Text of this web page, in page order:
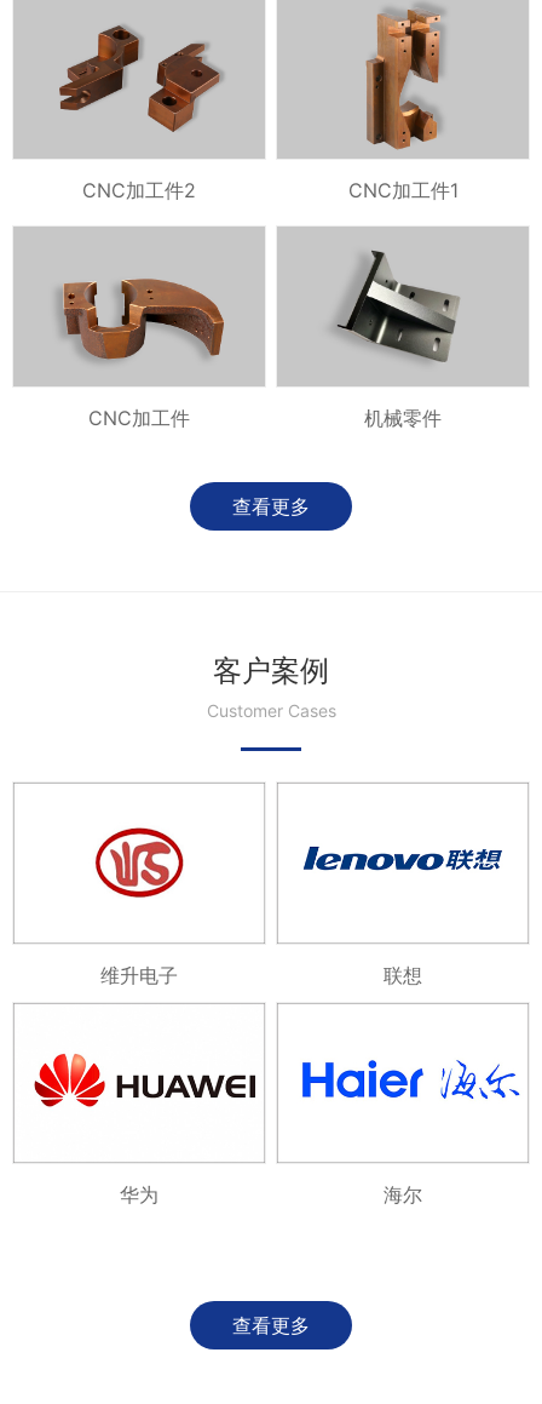
CNC加工件2 CNC加工件1
CNC加工件 机械零件
查看更多
客户案例
Customer Cases
维升电子 联想
华为 海尔
查看更多